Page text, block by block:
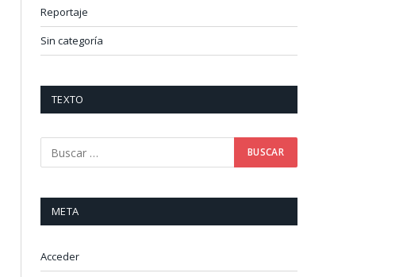
Reportaje
Sin categoría
TEXTO
META
Acceder